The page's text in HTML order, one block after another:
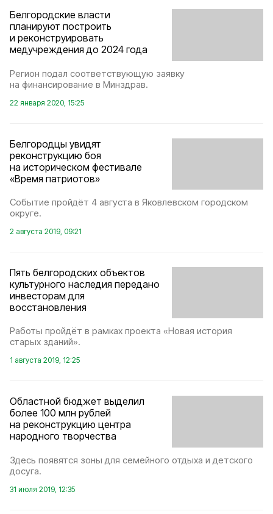
Белгородские власти
планируют построить
и реконструировать
медучреждения до 2024 года
Регион подал соответствующую заявку
на финансирование в Минздрав.
22 января 2020, 15:25
Белгородцы увидят
реконструкцию боя
на историческом фестивале
«Время патриотов»
Событие пройдёт 4 августа в Яковлевском городском
округе.
2 августа 2019, 09:21
Пять белгородских объектов
культурного наследия передано
инвесторам для
восстановления
Работы пройдёт в рамках проекта «Новая история
старых зданий».
1 августа 2019, 12:25
Областной бюджет выделил
более 100 млн рублей
на реконструкцию центра
народного творчества
Здесь появятся зоны для семейного отдыха и детского
досуга.
31 июля 2019, 12:35